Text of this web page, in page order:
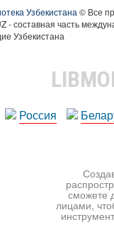
Узбекистана © Все
- составная часть
Узбекистана
Россия
сможете
лицами,